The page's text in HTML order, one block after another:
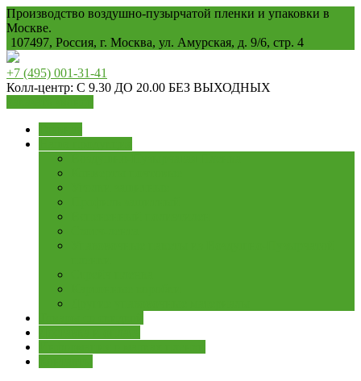
Производство воздушно-пузырчатой пленки и упаковки в
Москве.
107497, Россия, г. Москва, ул. Амурская, д. 9/6, стр. 4
+7 (495) 001-31-41
Колл-центр: С 9.30 ДО 20.00 БЕЗ ВЫХОДНЫХ